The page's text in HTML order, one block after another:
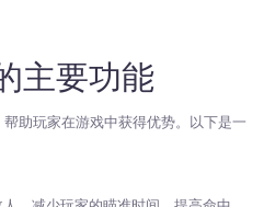
主要功能
助玩家在游戏中获得优势。以下是一